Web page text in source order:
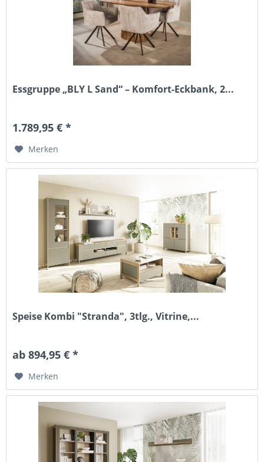
Essgruppe „BLY L Sand“ – Komfort-Eckbank, 2...
1.789,95 € *
Merken
Speise Kombi "Stranda", 3tlg., Vitrine,...
ab 894,95 € *
Merken